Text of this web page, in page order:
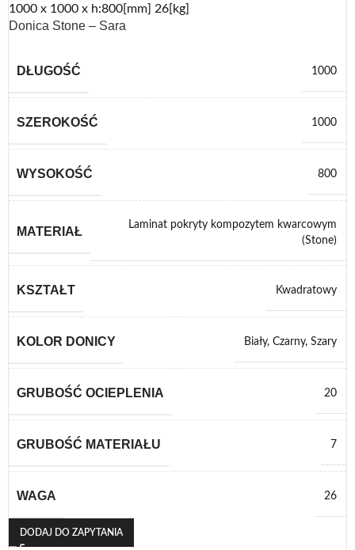
1000 x 1000 x h:800[mm] 26[kg]
Donica Stone – Sara
DŁUGOŚĆ 1000
SZEROKOŚĆ 1000
WYSOKOŚĆ 800
MATERIAŁ
Laminat pokryty kompozytem kwarcowym
(Stone)
KSZTAŁT Kwadratowy
KOLOR DONICY Biały, Czarny, Szary
GRUBOŚĆ OCIEPLENIA 20
GRUBOŚĆ MATERIAŁU 7
WAGA 26
DODAJ DO ZAPYTANIA